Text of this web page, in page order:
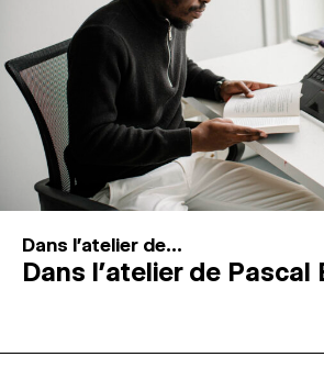
Dans l'atelier de...
Dans l’atelier de Pascal